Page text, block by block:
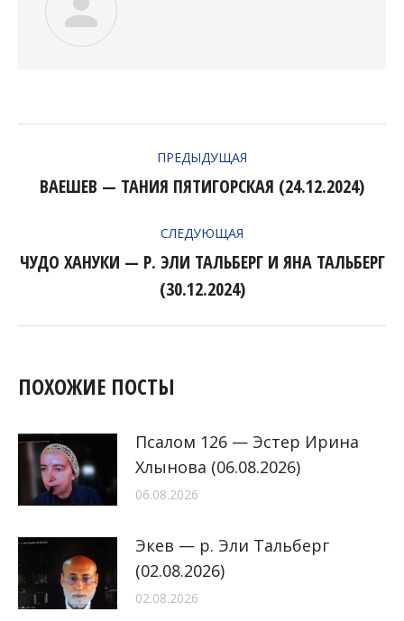
ПО
ПРЕДЫДУЩАЯ
Предыдущая
ВАЕШЕВ — ТАНИЯ ПЯТИГОРСКАЯ (24.12.2024)
СЛЕДУЮЩАЯ
Следующая
запись:
ЧУДО ХАНУКИ — Р. ЭЛИ ТАЛЬБЕРГ И ЯНА ТАЛЬБЕРГ
(30.12.2024)
ПОХОЖИЕ ПОСТЫ
Псалом 126 — Эстер Ирина
Хлынова (06.08.2026)
06.08.2026
Экев — р. Эли Тальберг
(02.08.2026)
02.08.2026